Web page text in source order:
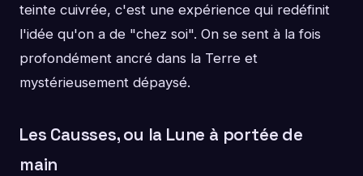
teinte cuivrée, c'est une expérience qui redéfinit
l'idée qu'on a de "chez soi". On se sent à la fois
profondément ancré dans la Terre et
mystérieusement dépaysé.
Les Causses, ou la Lune à portée de
main